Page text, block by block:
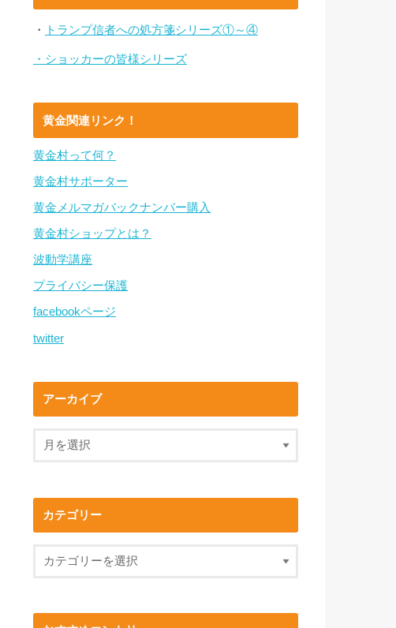
・ トランプ信者への処方箋シリーズ①～④
・ショッカーの皆様シリーズ
黄金関連リンク！
黄金村って何？
黄金村サポーター
黄金メルマガバックナンバー購入
黄金村ショップとは？
波動学講座
プライバシー保護
facebookページ
twitter
アーカイブ
カテゴリー